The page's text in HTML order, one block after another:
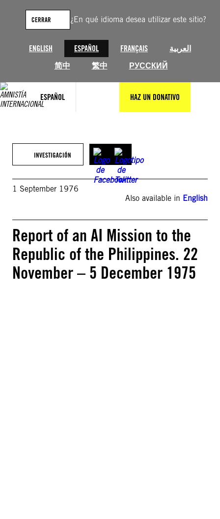
¿En qué idioma desea utilizar este sitio?
ENGLISH ESPAÑOL FRANÇAIS
العربية
简中
繁中 РУССКИЙ
CERRAR
ESPAÑOL HAZ UN DONATIVO
contenido
INVESTIGACIÓN
1 September 1976
Also available in English
Report of an AI Mission to the
Republic of the Philippines. 22
November – 5 December 1975